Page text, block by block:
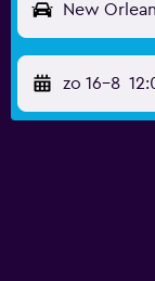
New
zo 16-8